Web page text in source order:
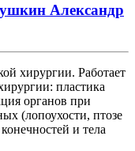
Александр
хирургии. Работает
пластика
органов при
(лопоухости, птозе
и тела